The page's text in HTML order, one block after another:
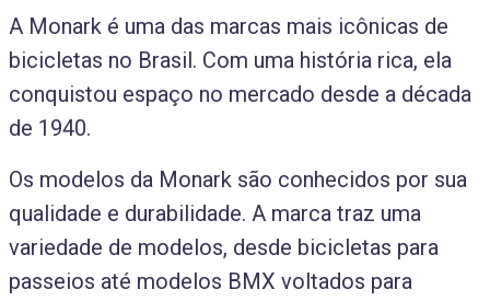
A Monark é uma das marcas mais icônicas de
bicicletas no Brasil. Com uma história rica, ela
conquistou espaço no mercado desde a década
de 1940.
Os modelos da Monark são conhecidos por sua
qualidade e durabilidade. A marca traz uma
variedade de modelos, desde bicicletas para
passeios até modelos BMX voltados para